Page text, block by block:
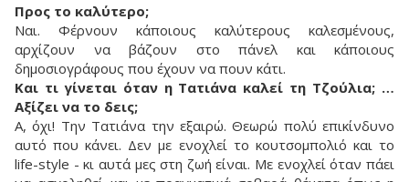
Προς το καλύτερο;
Ναι. Φέρνουν κάποιους καλύτερους καλεσμένους,
αρχίζουν να βάζουν στο πάνελ και κάποιους
δημοσιογράφους που έχουν να πουν κάτι.
Και τι γίνεται όταν η Τατιάνα καλεί τη Τζούλια; …
Αξίζει να το δεις;
Α, όχι! Την Τατιάνα την εξαιρώ. Θεωρώ πολύ επικίνδυνο
αυτό που κάνει. Δεν με ενοχλεί το κουτσομπολιό και το
life-style - κι αυτά μες στη ζωή είναι. Με ενοχλεί όταν πάει